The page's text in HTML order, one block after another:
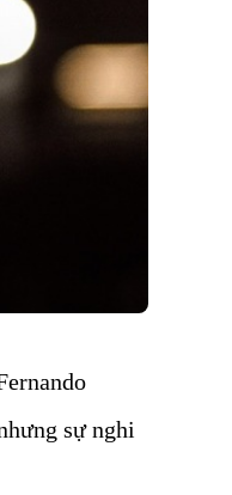
sự nghi